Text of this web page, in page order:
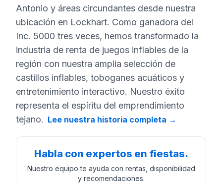
Antonio y áreas circundantes desde nuestra
ubicación en Lockhart. Como ganadora del
Inc. 5000 tres veces, hemos transformado la
industria de renta de juegos inflables de la
región con nuestra amplia selección de
castillos inflables, toboganes acuáticos y
entretenimiento interactivo. Nuestro éxito
representa el espíritu del emprendimiento
tejano. Lee nuestra historia completa →
Habla con expertos en fiestas.
Nuestro equipo te ayuda con rentas, disponibilidad
y recomendaciones.